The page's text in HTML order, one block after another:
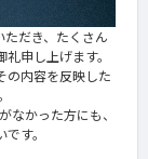
だき、たくさん
申し上げます。
の内容を反映した
かった方にも、
す。